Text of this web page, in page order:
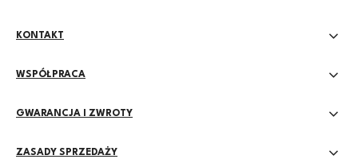
KONTAKT
WSPÓŁPRACA
GWARANCJA I ZWROTY
ZASADY SPRZEDAŻY